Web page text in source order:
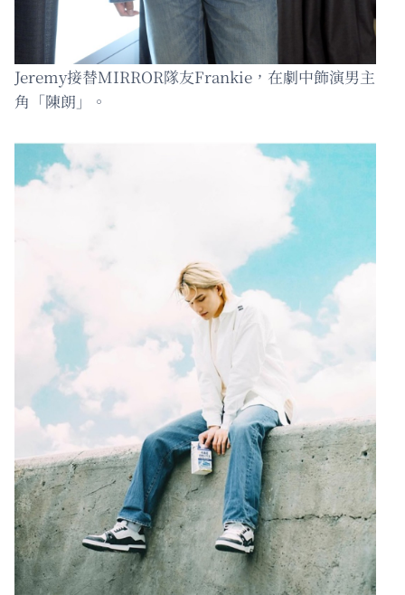
Jeremy接替MIRROR隊友Frankie，在劇中飾演男主
角「陳朗」。